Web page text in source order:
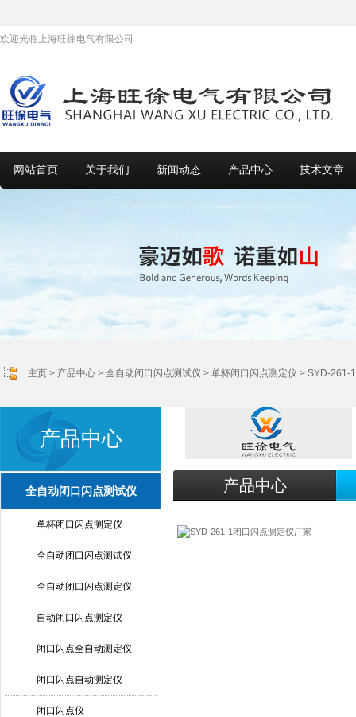
欢迎光临上海旺徐电气有限公司
网站首页 关于我们 新闻动态 产品中心 技术文章
主页 > 产品中心 > 全自动闭口闪点测试仪 > 单杯闭口闪点测定仪 > SYD-261-
产品中心
全自动闭口闪点测试仪
单杯闭口闪点测定仪
全自动闭口闪点测试仪
全自动闭口闪点测定仪
自动闭口闪点测定仪
闭口闪点全自动测定仪
闭口闪点自动测定仪
闭口闪点仪
产品中心